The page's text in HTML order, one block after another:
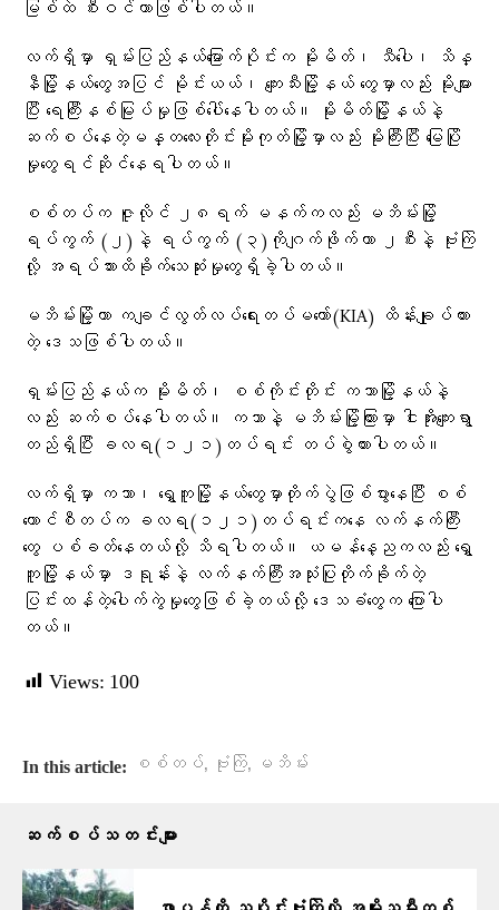
မြစ်ထဲ စီးဝင်တာဖြစ်ပါတယ်။
လက်ရှိမှာ ရှမ်းပြည်နယ်မြောက်ပိုင်းက မိုးမိတ်၊ သီပေါ၊ သိန္
နီမြို့နယ်တွေအပြင် မိုင်းယယ်၊ ကျေးသီးမြို့နယ်‌ တွေမှာလည်း မိုးများ
ပြီး ရေကြီးနစ်မြုပ်မှုဖြစ်ပေါ်နေပါတယ်။ မိုးမိတ်မြို့နယ်နဲ့
ဆက်စပ်နေတဲ့မန္တလေးတိုင်းမိုးကုတ်မြို့မှာလည်း မိုးကြီးပြီး မြေပြို
မှုတွေရင်ဆိုင်နေရပါတယ်။
စစ်တပ်က ဇူလိုင် ၂၈ရက် မနက်ကလည်း မဘိမ်းမြို့
ရပ်ကွက် (၂)နဲ့ ရပ်ကွက် (၃)ကိုဂျက်ဖိုက်တာ ၂စီးနဲ့ ဗုံးကြဲ
လို့ အရပ်သားထိခိုက်သေဆုံးမှုတွေရှိခဲ့ပါတယ်။
မဘိမ်းမြို့ဟာ ကချင်လွတ်လပ်ရေးတပ်မတော်(KIA) ထိန်းချုပ်ထား
တဲ့ ဒေသဖြစ်ပါတယ်။
ရှမ်းပြည်နယ်က မိုးမိတ်၊ စစ်ကိုင်းတိုင်း ကသာမြို့နယ်နဲ့
လည်း ဆက်စပ်နေပါတယ်။ ကသာနဲ့ မဘိမ်းမြို့ကြားမှာ ငါးအိုးကျေးရွာ
တည်ရှိပြီး ခလရ(၁၂၁)တပ်ရင်း တပ်စွဲထားပါတယ်။
လက်ရှိမှာ ကသာ၊ ရွှေကူမြို့နယ်တွေမှာတိုက်ပွဲဖြစ်ပွားနေပြီး စစ်
ကောင်စီတပ်က ခလရ(‌၁၂၁)တပ်ရင်းကနေ လက်နက်ကြီး
တွေ ပစ်ခတ်နေတယ်လို့ သိရပါတယ်။ ယမန်နေ့ညကလည်း ရွှေ
ကူမြို့နယ်မှာ ဒရုန်းနဲ့ လက်နက်ကြီးအသုံးပြုတိုက်ခိုက်တဲ့
ပြင်းထန်တဲ့ပေါက်ကွဲမှုတွေဖြစ်ခဲ့တယ်လို့ ဒေသခံတွေက ပြောပါ
တယ်။
Views: 100
In this article: စစ်တပ်, ဗုံးကြဲ, မဘိမ်း
ဆက်စပ်သတင်းများ